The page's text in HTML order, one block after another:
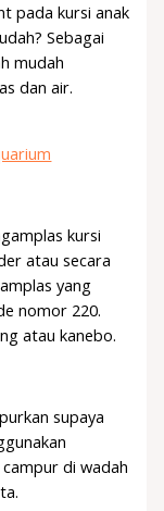
pada kursi anak
Sebagai
mudah
dan air.
kursi
atau secara
yang
nomor 220.
atau kanebo.
supaya
di wadah